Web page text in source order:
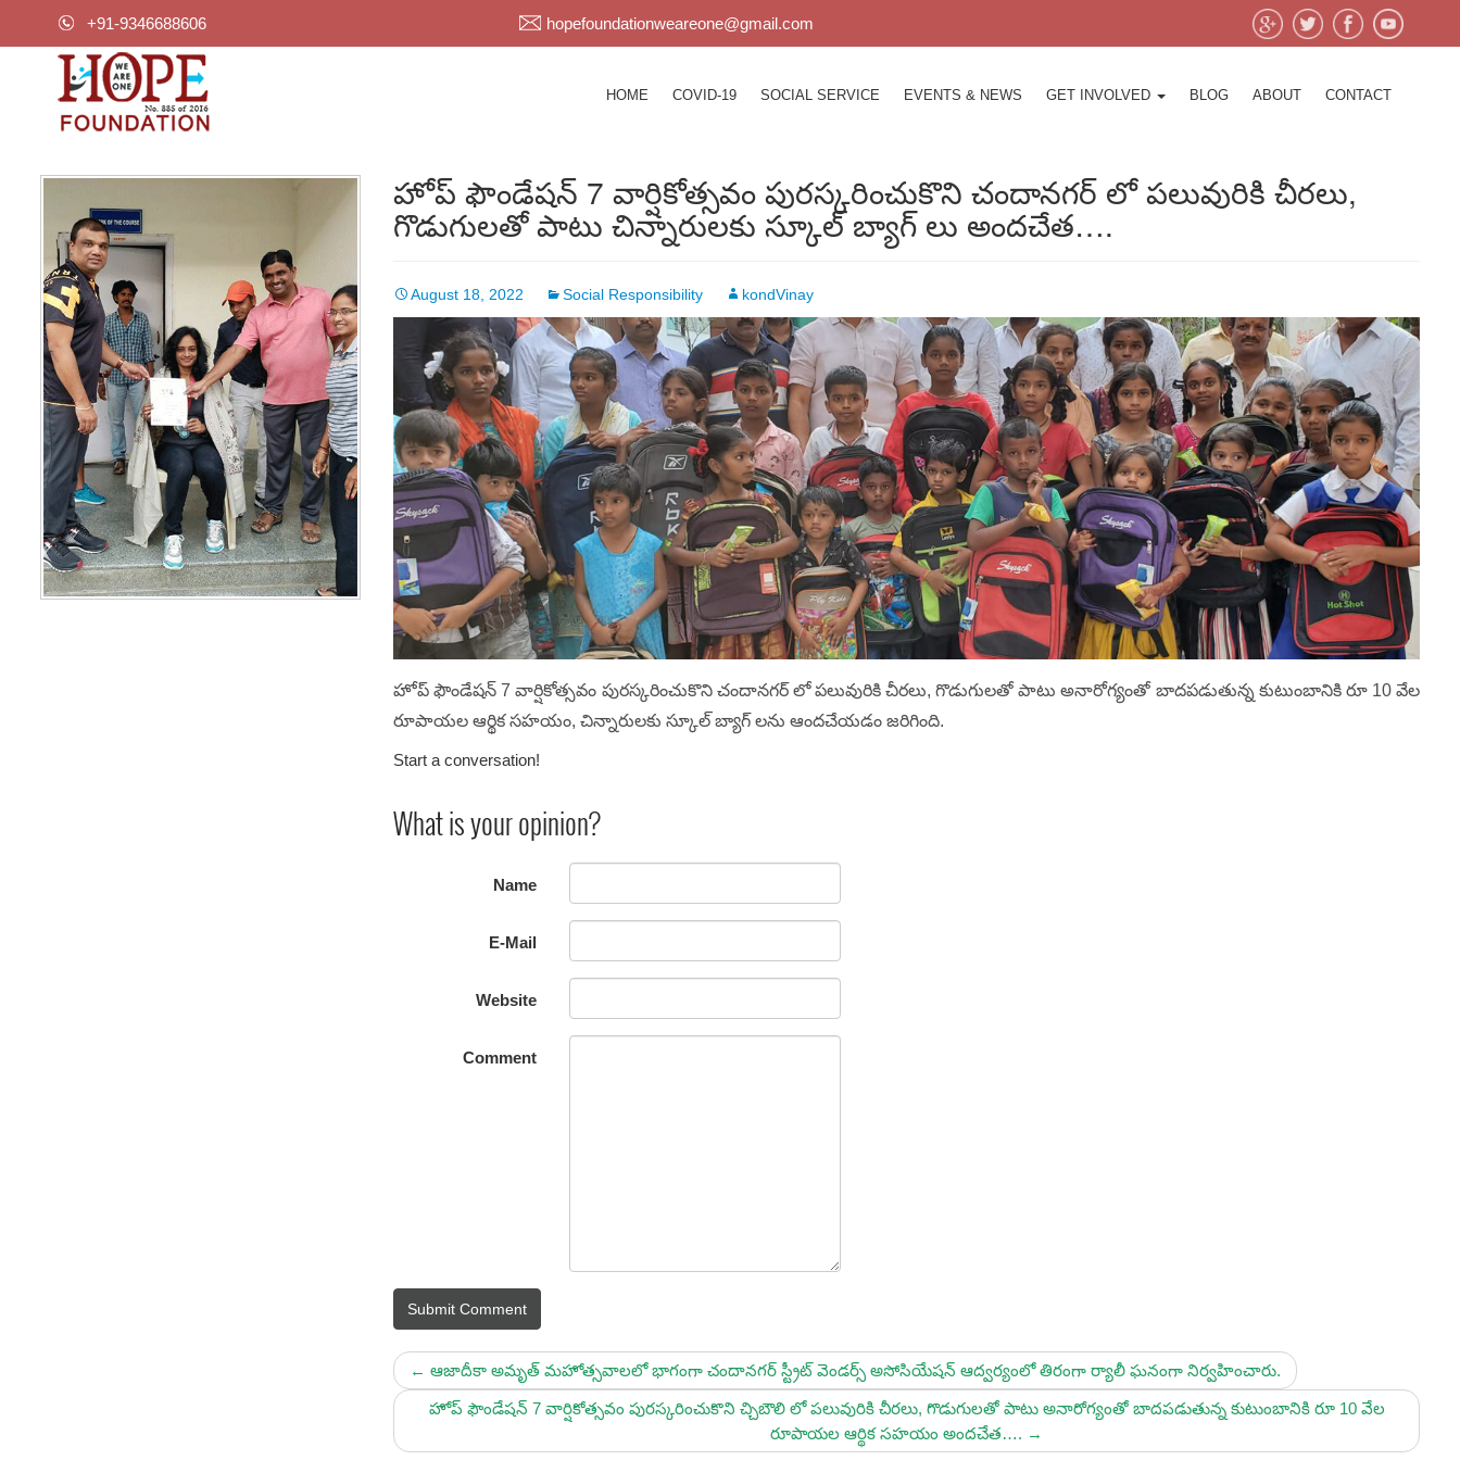
+91-9346688606 hopefoundationweareone@gmail.com
HOME COVID-19 SOCIAL SERVICE EVENTS & NEWS GET INVOLVED BLOG ABOUT CONTACT
హోప్ ఫౌండేషన్ 7 వార్షికోత్సవం పురస్కరించుకొని చందానగర్ లో పలువురికి చీరలు,
గొడుగులతో పాటు చిన్నారులకు స్కూల్ బ్యాగ్ లు అందచేత….
August 18, 2022 Social Responsibility kondVinay
హోప్ ఫౌండేషన్ 7 వార్షికోత్సవం పురస్కరించుకొని చందానగర్ లో పలువురికి చీరలు, గొడుగులతో పాటు అనారోగ్యంతో బాదపడుతున్న కుటుంబానికి రూ 10 వేల
రూపాయల ఆర్థిక సహయం, చిన్నారులకు స్కూల్ బ్యాగ్ లను ఆందచేయడం జరిగింది.
Start a conversation!
What is your opinion?
Name
E-Mail
Website
Comment
Submit Comment
← ఆజాదీకా అమృత్ మహోత్సవాలలో భాగంగా చందానగర్ స్ట్రీట్ వెండర్స్ అసోసియేషన్ ఆద్వర్యంలో తిరంగా ర్యాలీ ఘనంగా నిర్వహించారు.
హోప్ ఫౌండేషన్ 7 వార్షికోత్సవం పురస్కరించుకొని చ్చిబౌలి లో పలువురికి చీరలు, గొడుగులతో పాటు అనారోగ్యంతో బాదపడుతున్న కుటుంబానికి రూ 10 వేల
రూపాయల ఆర్థిక సహయం అందచేత…. →